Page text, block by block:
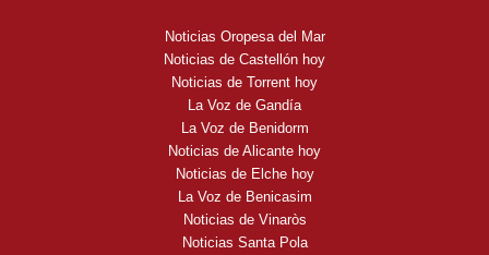
Noticias Oropesa del Mar
Noticias de Castellón hoy
Noticias de Torrent hoy
La Voz de Gandía
La Voz de Benidorm
Noticias de Alicante hoy
Noticias de Elche hoy
La Voz de Benicasim
Noticias de Vinaròs
Noticias Santa Pola